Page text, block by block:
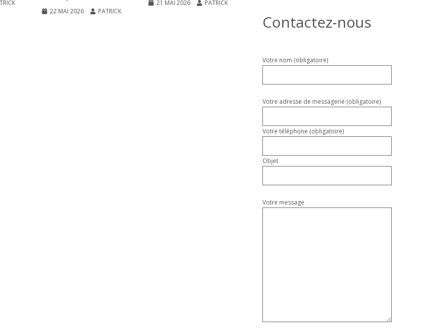
22 MAI 2026 PATRICK
21 MAI 2026 PATRICK
Contactez-nous
Veuillez
vide.
Votre nom (obligatoire)
Votre adresse de messagerie (obligatoire)
Votre téléphone (obligatoire)
Objet
Votre message